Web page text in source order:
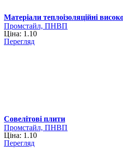
Матеріали теплоізоляційні
Промстайл, ПНВП
Ціна: 1.10
Перегляд
Совелітові плити
Промстайл, ПНВП
Ціна: 1.10
Перегляд